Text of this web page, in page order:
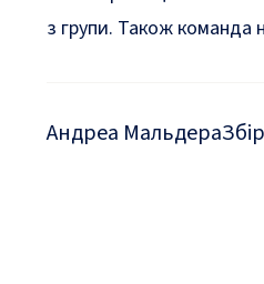
з групи. Також команда
Андреа Мальдера